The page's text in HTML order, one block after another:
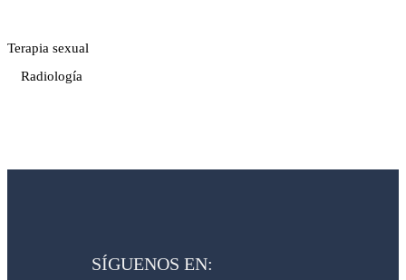
Terapia sexual
Radiología
SÍGUENOS EN: